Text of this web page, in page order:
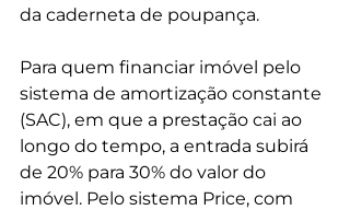
da caderneta de poupança.
Para quem financiar imóvel pelo
sistema de amortização constante
(SAC), em que a prestação cai ao
longo do tempo, a entrada subirá
de 20% para 30% do valor do
imóvel. Pelo sistema Price, com